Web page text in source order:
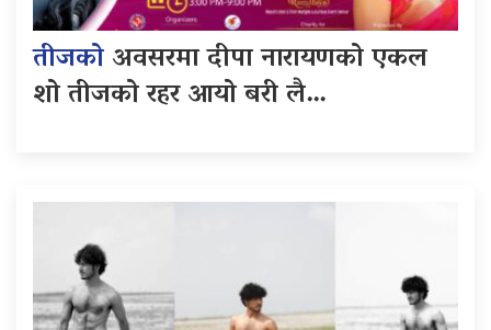
तीजकोअवसरमा दीपा नारायणको एकल
शो तीजको रहर आयो बरी लै…